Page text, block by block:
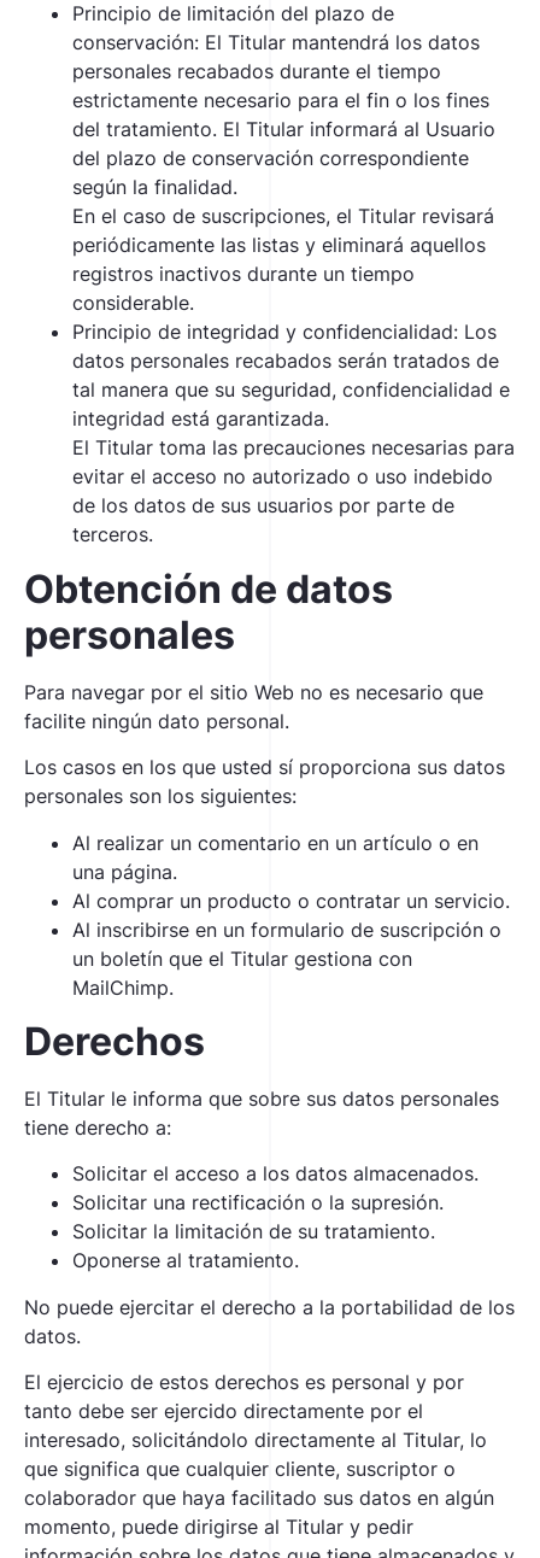
Principio de limitación del plazo de
conservación: El Titular mantendrá los datos
personales recabados durante el tiempo
estrictamente necesario para el fin o los fines
del tratamiento. El Titular informará al Usuario
del plazo de conservación correspondiente
según la finalidad.
En el caso de suscripciones, el Titular revisará
periódicamente las listas y eliminará aquellos
registros inactivos durante un tiempo
considerable.
Principio de integridad y confidencialidad: Los
datos personales recabados serán tratados de
tal manera que su seguridad, confidencialidad e
integridad está garantizada.
El Titular toma las precauciones necesarias para
evitar el acceso no autorizado o uso indebido
de los datos de sus usuarios por parte de
terceros.
Obtención de datos
personales
Para navegar por el sitio Web no es necesario que
facilite ningún dato personal.
Los casos en los que usted sí proporciona sus datos
personales son los siguientes:
Al realizar un comentario en un artículo o en
una página.
Al comprar un producto o contratar un servicio.
Al inscribirse en un formulario de suscripción o
un boletín que el Titular gestiona con
MailChimp.
Derechos
El Titular le informa que sobre sus datos personales
tiene derecho a:
Solicitar el acceso a los datos almacenados.
Solicitar una rectificación o la supresión.
Solicitar la limitación de su tratamiento.
Oponerse al tratamiento.
No puede ejercitar el derecho a la portabilidad de los
datos.
El ejercicio de estos derechos es personal y por
tanto debe ser ejercido directamente por el
interesado, solicitándolo directamente al Titular, lo
que significa que cualquier cliente, suscriptor o
colaborador que haya facilitado sus datos en algún
momento, puede dirigirse al Titular y pedir